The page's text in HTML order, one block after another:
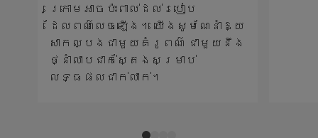
ក្រោមអាចប៉ះពាល់ដល់របៀប
ដែលពណ៌លេចឡើង។ យើងសូមណែនាំឱ្យ
សាកល្បងជាមួយគំរូពណ៌ ជាមួយនឹង
ថ្នាំលាបជាក់ស្តែងសម្រាប់
លទ្ធផលជាក់លាក់។